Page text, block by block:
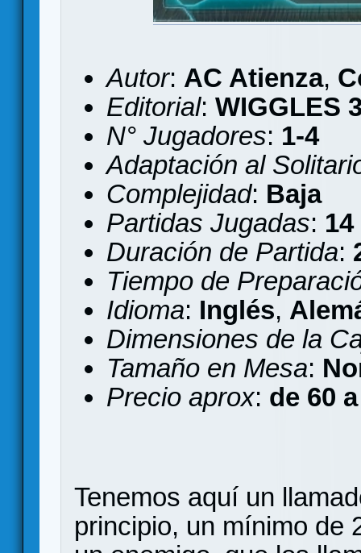
Autor: AC Atienza,
Editorial: WIGGLES
N° Jugadores: 1-4
Adaptación al
Complejidad: Baja
Partidas Jugadas: 14
Duración de Partida:
Tiempo de
Idioma: Inglés,
Dimensiones de la
Tamaño en Mesa:
Precio aprox: de 60
Tenemos aquí un
principio, un mínimo de